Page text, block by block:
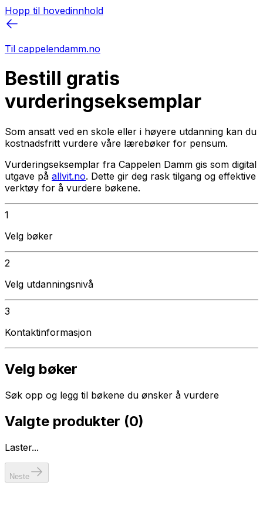
Hopp til hovedinnhold
Til cappelendamm.no
Bestill gratis
vurderingseksemplar
Som ansatt ved en skole eller i høyere utdanning kan du
kostnadsfritt vurdere våre lærebøker for pensum.
Vurderingseksemplar fra Cappelen Damm gis som digital
utgave på allvit.no. Dette gir deg rask tilgang og effektive
verktøy for å vurdere bøkene.
1
Velg bøker
2
Velg utdanningsnivå
3
Kontaktinformasjon
Velg bøker
Søk opp og legg til bøkene du ønsker å vurdere
Valgte produkter (0)
Laster...
Neste